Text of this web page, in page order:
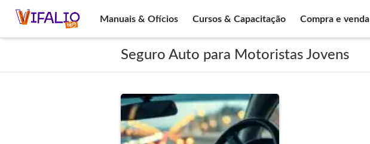
Manuais & Ofícios Cursos & Capacitação Compra e venda
Seguro Auto para Motoristas Jovens